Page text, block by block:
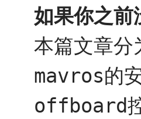
如果你之前
本篇文章
mavros的
offboard